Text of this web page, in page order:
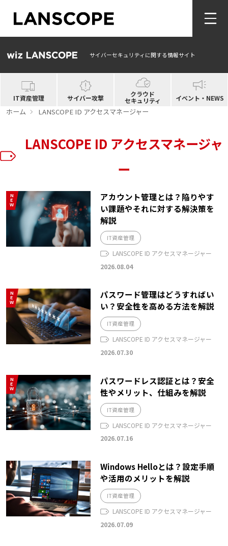
サイバーセキュリティに関する情報サイト
IT資産管理 サイバー攻撃 クラウド
セキュリティ イベント・NEWS
ホーム LANSCOPE ID アクセスマネージャー
LANSCOPE ID アクセスマネージャ
ー
NEW
アカウント管理とは？陥りやす
い課題やそれに対する解決策を
解説
IT資産管理
LANSCOPE ID アクセスマネージャー
2026.08.04
NEW
パスワード管理はどうすればい
い？安全性を高める方法を解説
IT資産管理
LANSCOPE ID アクセスマネージャー
2026.07.30
NEW
パスワードレス認証とは？安全
性やメリット、仕組みを解説
IT資産管理
LANSCOPE ID アクセスマネージャー
2026.07.16
Windows Helloとは？設定手順
や活用のメリットを解説
IT資産管理
LANSCOPE ID アクセスマネージャー
2026.07.09